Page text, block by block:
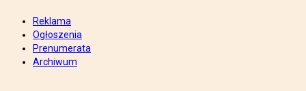
Reklama
Ogłoszenia
Prenumerata
Archiwum